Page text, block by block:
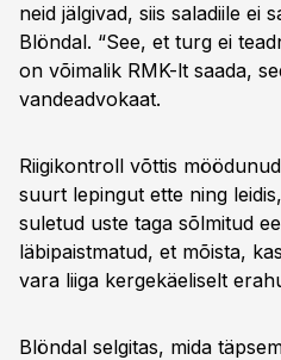
neid jälgivad, siis saladiile ei
Blöndal. “See, et turg ei
on võimalik RMK-lt saada,
vandeadvokaat.
Riigikontroll võttis
suurt lepingut ette ning
suletud uste taga sõlmitud
läbipaistmatud, et mõista,
vara liiga kergekäeliselt
Blöndal selgitas, mida